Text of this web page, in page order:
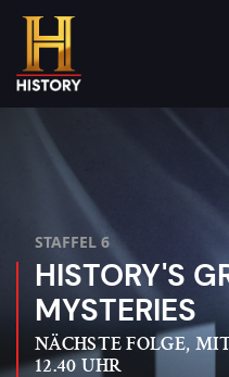
STAFFEL 6
HISTORY'S
MYSTERIES
NÄCHSTE FOLGE,
12.40 UHR